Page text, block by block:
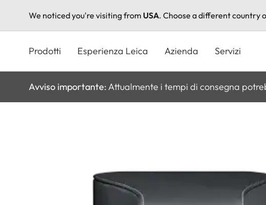
We noticed you're visiting from USA. Choose a different country
principale
Prodotti Esperienza Leica Azienda Servizi
Avviso importante: Attualmente i tempi di consegna